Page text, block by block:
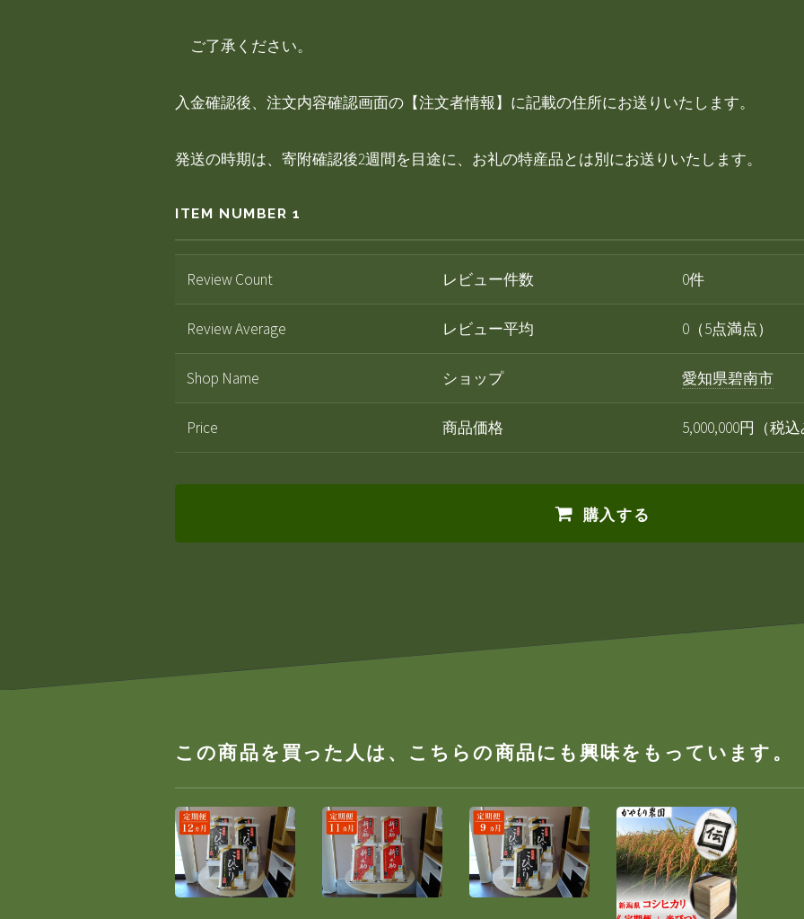
ご了承ください。
入金確認後、注文内容確認画面の【注文者情報】に記載の住所にお送りいたします。
発送の時期は、寄附確認後2週間を目途に、お礼の特産品とは別にお送りいたします。
ITEM NUMBER 1
Review Count レビュー件数 0件
Review Average レビュー平均 0（5点満点）
Shop Name ショップ 愛知県碧南市
Price 商品価格 5,000,000円（税
購入する
この商品を買った人は、こちらの商品にも興味をもっています。